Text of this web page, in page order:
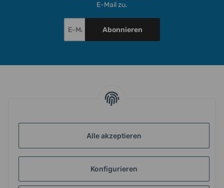
Alle akzeptieren
Konfigurieren
E-Mail zu.
Abonnieren
INFORMATIONEN
GESETZLICHE INFORMATIONEN
ZAHLUNG & VERSAND